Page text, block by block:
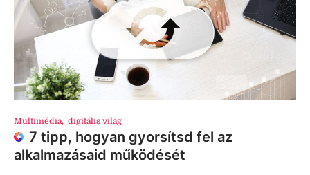
Multimédia, digitális világ
7 tipp, hogyan gyorsítsd fel az
alkalmazásaid működését